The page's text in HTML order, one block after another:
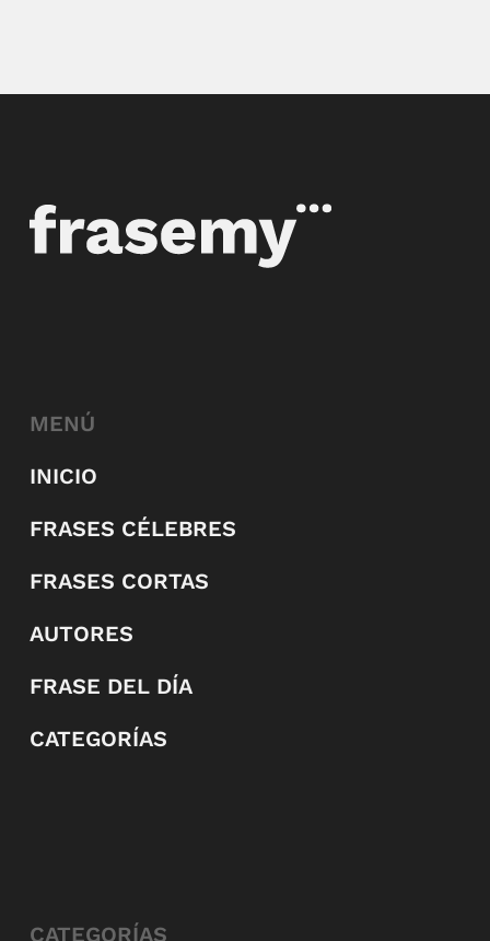
MENÚ
INICIO
FRASES CÉLEBRES
FRASES CORTAS
AUTORES
FRASE DEL DÍA
CATEGORÍAS
CATEGORÍAS